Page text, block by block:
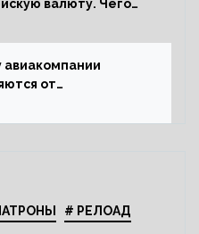
валюту. Чего
авиакомпании
от
# РЕЛОАД